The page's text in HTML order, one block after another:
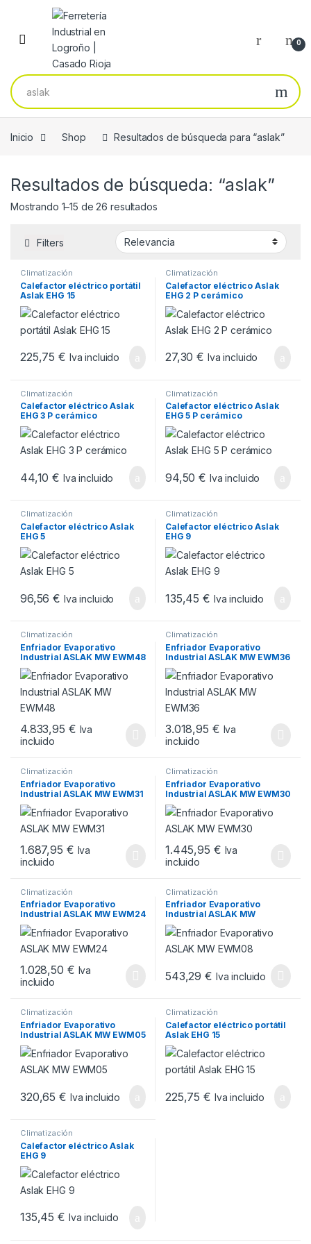
Skip to navigation
Skip to content
0
Buscar por:
Inicio Shop Resultados de búsqueda para “aslak”
Resultados de búsqueda: “aslak”
Mostrando 1–15 de 26 resultadosOrdenado por popularidad
Filters
Climatización
Calefactor eléctrico portátil
Aslak EHG 15
225,75€ Iva incluido
Climatización
Calefactor eléctrico Aslak
EHG 2 P cerámico
27,30€ Iva incluido
Climatización
Calefactor eléctrico Aslak
EHG 3 P cerámico
44,10€ Iva incluido
Climatización
Calefactor eléctrico Aslak
EHG 5 P cerámico
94,50€ Iva incluido
Climatización
Calefactor eléctrico Aslak
EHG 5
96,56€ Iva incluido
Climatización
Calefactor eléctrico Aslak
EHG 9
135,45€ Iva incluido
Climatización
Enfriador Evaporativo
Industrial ASLAK MW EWM48
4.833,95 € Iva
incluido
Climatización
Enfriador Evaporativo
Industrial ASLAK MW EWM36
3.018,95 € Iva
incluido
Climatización
Enfriador Evaporativo
Industrial ASLAK MW EWM31
1.687,95 € Iva
incluido
Climatización
Enfriador Evaporativo
Industrial ASLAK MW EWM30
1.445,95 € Iva
incluido
Climatización
Enfriador Evaporativo
Industrial ASLAK MW EWM24
1.028,50 € Iva
incluido
Climatización
Enfriador Evaporativo
Industrial ASLAK MW
EWM08
543,29€ Iva incluido
Climatización
Enfriador Evaporativo
Industrial ASLAK MW EWM05
320,65€ Iva incluido
Climatización
Calefactor eléctrico portátil
Aslak EHG 15
225,75€ Iva incluido
Climatización
Calefactor eléctrico Aslak
EHG 9
135,45€ Iva incluido